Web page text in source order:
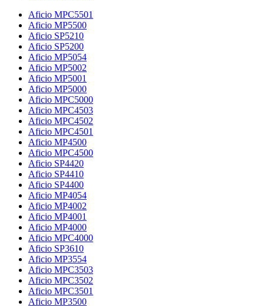
Aficio MPC5501
Aficio MP5500
Aficio SP5210
Aficio SP5200
Aficio MP5054
Aficio MP5002
Aficio MP5001
Aficio MP5000
Aficio MPC5000
Aficio MPC4503
Aficio MPC4502
Aficio MPC4501
Aficio MP4500
Aficio MPC4500
Aficio SP4420
Aficio SP4410
Aficio SP4400
Aficio MP4054
Aficio MP4002
Aficio MP4001
Aficio MP4000
Aficio MPC4000
Aficio SP3610
Aficio MP3554
Aficio MPC3503
Aficio MPC3502
Aficio MPC3501
Aficio MP3500